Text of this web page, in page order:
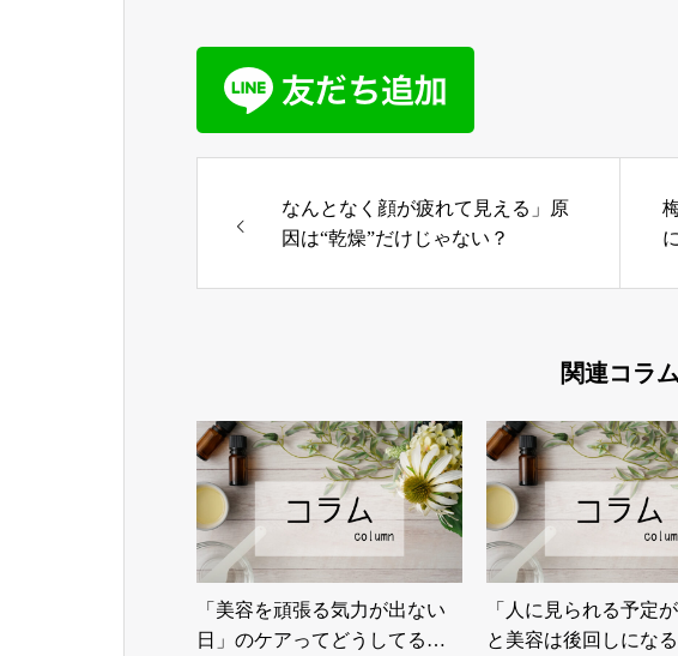
なんとなく顔が疲れて見える」原
因は“乾燥”だけじゃない？
関連コラ
「美容を頑張る気力が出ない
日」のケアってどうしてる…
「人に見られる予定
と美容は後回しにな